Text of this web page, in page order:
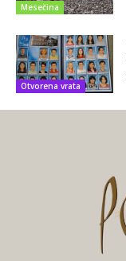
Mesečina
Otvorena vrata